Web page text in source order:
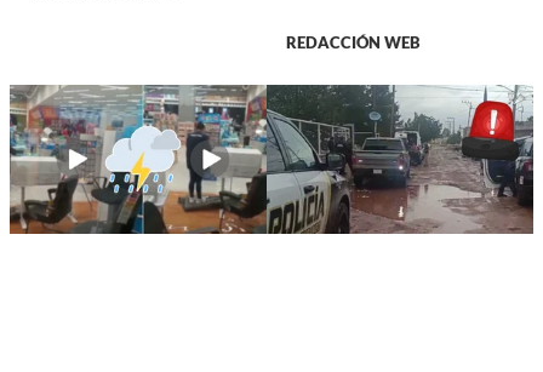
REDACCIÓN WEB